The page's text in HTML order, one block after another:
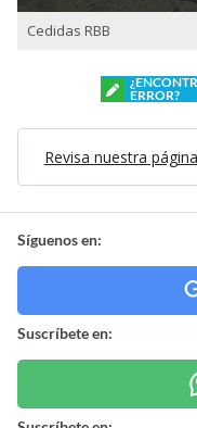
Cedidas RBB
ERROR?
Revisa nuestra
Síguenos en:
Suscríbete en: